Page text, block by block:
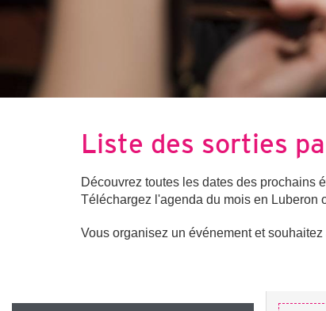
Liste des sorties
Découvrez toutes les dates des prochains
Téléchargez l'agenda du mois en Luberon
Vous organisez un événement et